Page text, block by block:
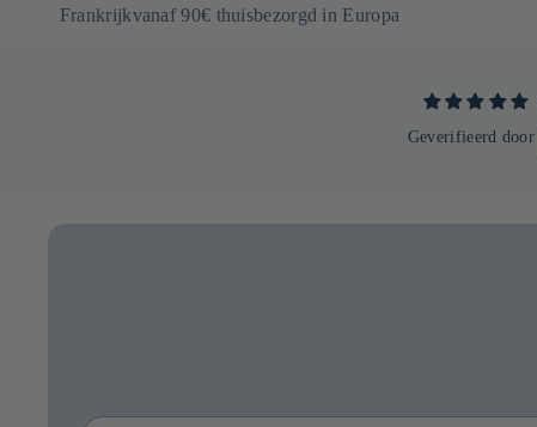
Frankrijkvanaf 90€ thuisbezorgd in Europa
Geverifieerd door